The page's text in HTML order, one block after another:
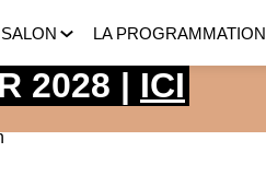
LA PROGRAMMATION
2028 | ICI